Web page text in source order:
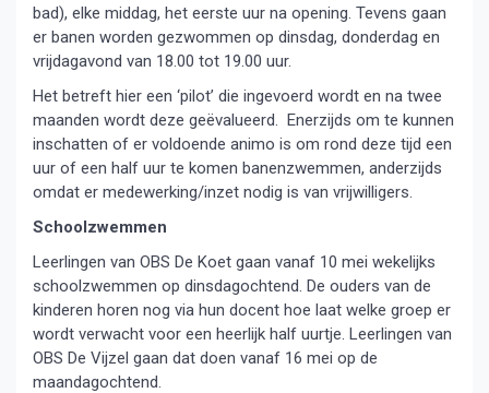
bad), elke middag, het eerste uur na opening. Tevens gaan
er banen worden gezwommen op dinsdag, donderdag en
vrijdagavond van 18.00 tot 19.00 uur.
Het betreft hier een ‘pilot’ die ingevoerd wordt en na twee
maanden wordt deze geëvalueerd. Enerzijds om te kunnen
inschatten of er voldoende animo is om rond deze tijd een
uur of een half uur te komen banenzwemmen, anderzijds
omdat er medewerking/inzet nodig is van vrijwilligers.
Schoolzwemmen
Leerlingen van OBS De Koet gaan vanaf 10 mei wekelijks
schoolzwemmen op dinsdagochtend. De ouders van de
kinderen horen nog via hun docent hoe laat welke groep er
wordt verwacht voor een heerlijk half uurtje. Leerlingen van
OBS De Vijzel gaan dat doen vanaf 16 mei op de
maandagochtend.